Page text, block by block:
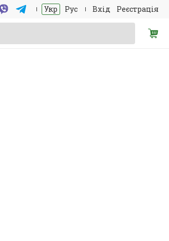
Укр Рус Вхід Реєстрація